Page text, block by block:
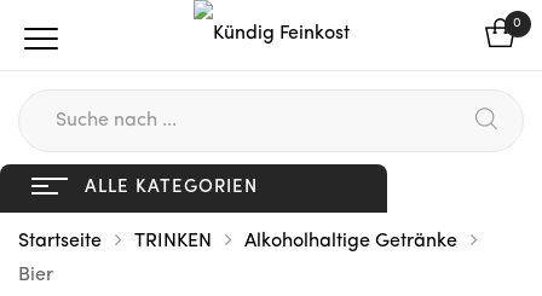
0
ALLE KATEGORIEN
Startseite TRINKEN
Alkoholhaltige Getränke
Bier